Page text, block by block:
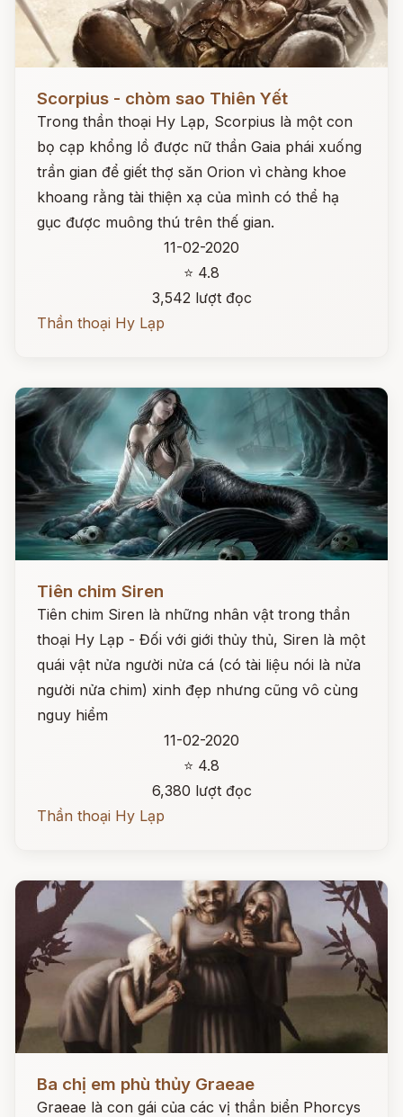
Scorpius - chòm sao Thiên Yết
Trong thần thoại Hy Lạp, Scorpius là một con
bọ cạp khổng lồ được nữ thần Gaia phái xuống
trần gian để giết thợ săn Orion vì chàng khoe
khoang rằng tài thiện xạ của mình có thể hạ
gục được muông thú trên thế gian.
11-02-2020
⭐ 4.8
3,542 lượt đọc
Thần thoại Hy Lạp
Tiên chim Siren
Tiên chim Siren là những nhân vật trong thần
thoại Hy Lạp - Đối với giới thủy thủ, Siren là một
quái vật nửa người nửa cá (có tài liệu nói là nửa
người nửa chim) xinh đẹp nhưng cũng vô cùng
nguy hiểm
11-02-2020
⭐ 4.8
6,380 lượt đọc
Thần thoại Hy Lạp
Ba chị em phù thủy Graeae
Graeae là con gái của các vị thần biển Phorcys